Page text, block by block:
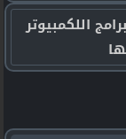
اللكمبيوتر